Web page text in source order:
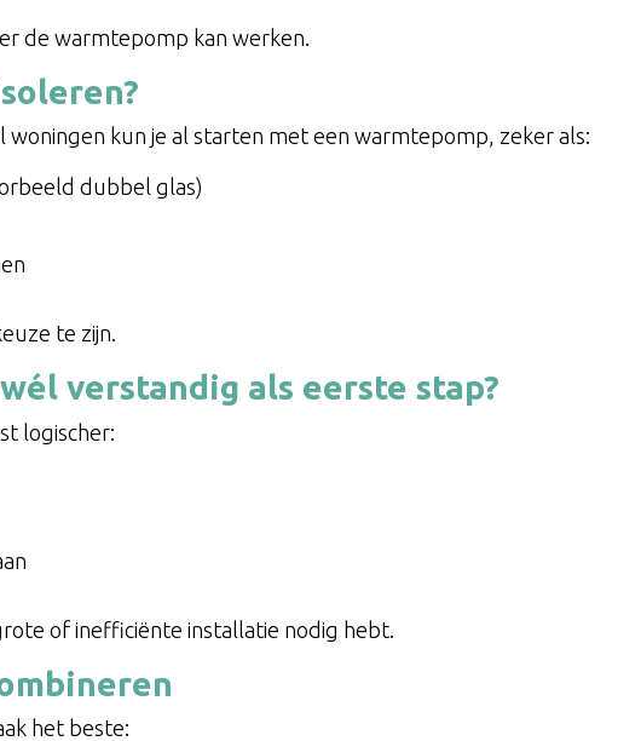
de warmtepomp kan werken.
woningen kun je al starten met een warmtepomp, zeker als:
dubbel glas)
te zijn.
verstandig als eerste stap?
logischer:
of inefficiënte installatie nodig hebt.
het beste: